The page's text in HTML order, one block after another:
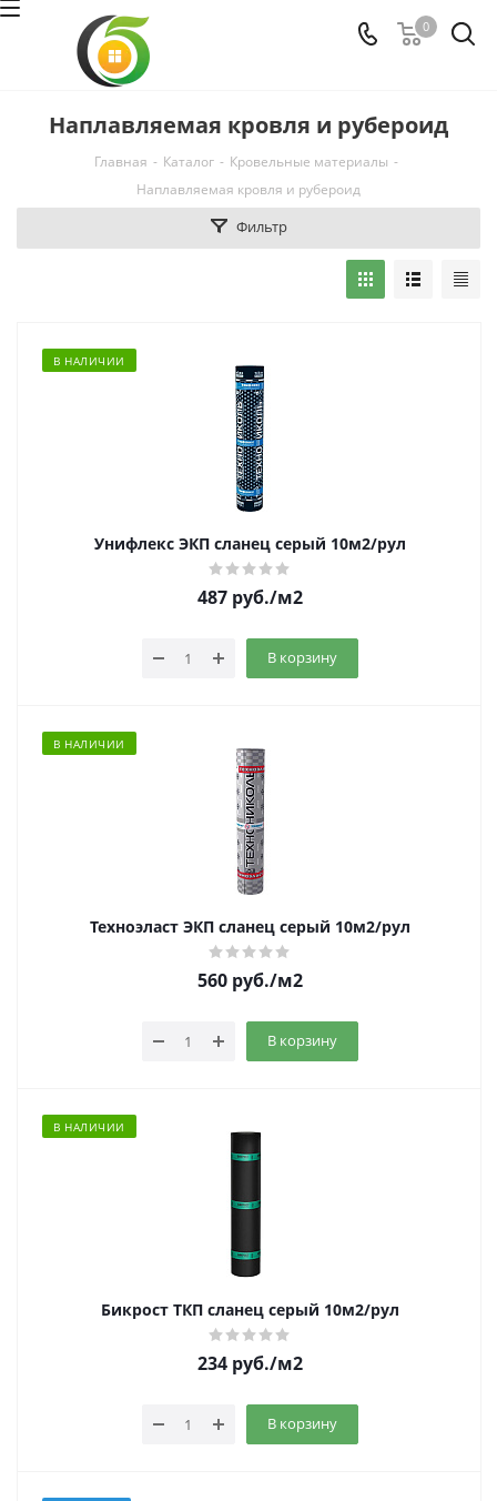
0
Наплавляемая кровля и рубероид
Главная - Каталог - Кровельные материалы -
Наплавляемая кровля и рубероид
Фильтр
В НАЛИЧИИ
Унифлекс ЭКП сланец серый 10м2/рул
487руб./м2
В корзину
В НАЛИЧИИ
Техноэласт ЭКП сланец серый 10м2/рул
560руб./м2
В корзину
В НАЛИЧИИ
Бикрост ТКП сланец серый 10м2/рул
234руб./м2
В корзину